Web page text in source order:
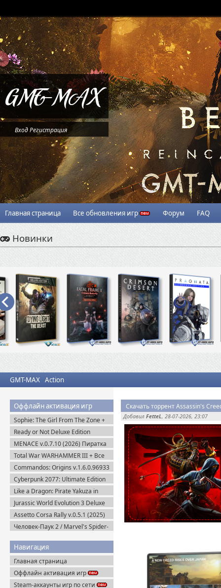
ВходРегистрация
Главная страница Все обновления игр Форум FAQ
Новинки
GMT-MAX Action
Оффлайн активация игр
Sophie: The Girl From The Zone +
DLC (2026) Пиратка
Ready or Not Deluxe Edition
v.117216 + Все DLC (2023)
Пиратка
MENACE v.0.7.10 (2026) Пиратка
Total War WARHAMMER III + Все
DLC (2022-2025) Steam-Rip
Commandos: Origins v.1.6.0.96933
+ Все DLC (2025) Пиратка
Cyberpunk 2077: Ultimate Edition
v.2.31a + Все DLC (2025) Portable
Like a Dragon: Pirate Yakuza in
Hawaii (2025) Steam-Rip
Jurassic World Evolution 3 Deluxe
Edition (2025) Steam-Rip
Assetto Corsa Rally v.0.5.1 (2025)
Пиратка
Человек-Паук 2 / Marvel's Spider-
Пиратка
Навигация
Главная страница
Оффлайн активация игр
Steam-аккаунты игр по сети
Скачать торрент Assassin's
Добавил FetteL, 28-07-2026, 23:07